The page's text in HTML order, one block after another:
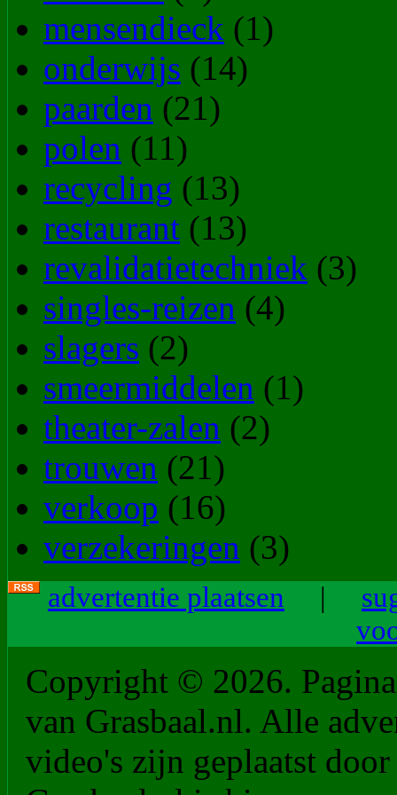
mensendieck (1)
onderwijs (14)
paarden (21)
polen (11)
recycling (13)
restaurant (13)
revalidatietechniek (3)
singles-reizen (4)
slagers (2)
smeermiddelen (1)
theater-zalen (2)
trouwen (21)
verkoop (16)
verzekeringen (3)
advertentie plaatsen |
Copyright © 2026.
van Grasbaal.nl. Alle
video's zijn geplaatst